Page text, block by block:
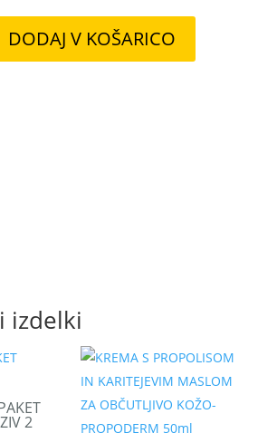
DODAJ V KOŠARICO
izdelki
2